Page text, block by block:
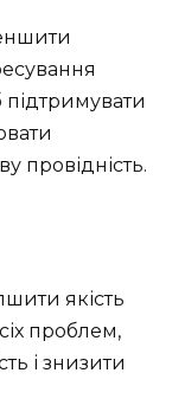
провідність.
якість
проблем,
і знизити